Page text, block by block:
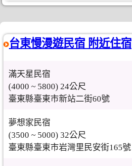
台東慢漫遊民宿 附近住宿
滿天星民宿
(4000 ~ 5800) 24公尺
臺東縣臺東市新站二街60號
夢想家民宿
(3500 ~ 5000) 32公尺
臺東縣臺東市岩灣里民安街165號